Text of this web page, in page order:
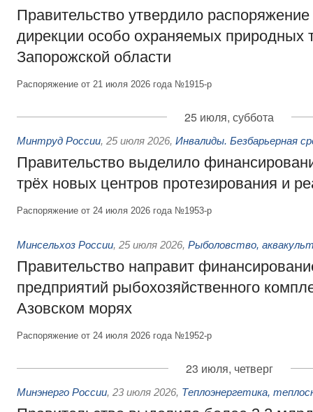
Правительство утвердило
дирекции особо охраняемых природных
Запорожской области
Распоряжение от 21 июля 2026 года №1915-р
25 июля, суббота
Минтруд России, 25 июля 2026, Инвалиды. Безбарьерная
Правительство выделило
трёх новых центров протезирования и
Распоряжение от 24 июля 2026 года №1953-р
Минсельхоз России, 25 июля 2026, Рыболовство,
Правительство направит
предприятий рыбохозяйственного
Азовском морях
Распоряжение от 24 июля 2026 года №1952-р
23 июля, четверг
Минэнерго России, 23 июля 2026, Теплоэнергетика,